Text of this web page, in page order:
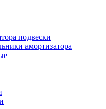
подвески
амортизатора